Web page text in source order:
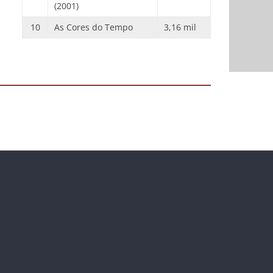
(2001)
10
As Cores do Tempo 3,16 mil